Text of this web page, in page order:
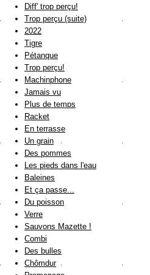
Diff' trop perçu!
Trop perçu (suite)
2022
Tigre
Pétanque
Trop perçu!
Machinphone
Jamais vu
Plus de temps
Racket
En terrasse
Un grain
Des pommes
Les pieds dans l'eau
Baleines
Et ça passe...
Du poisson
Verre
Sauvons Mazette !
Combi
Des bulles
Chômdur